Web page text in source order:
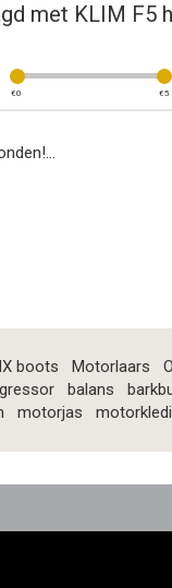
met KLIM F5
€0 €5
boots Motorlaars
balans
motorjas